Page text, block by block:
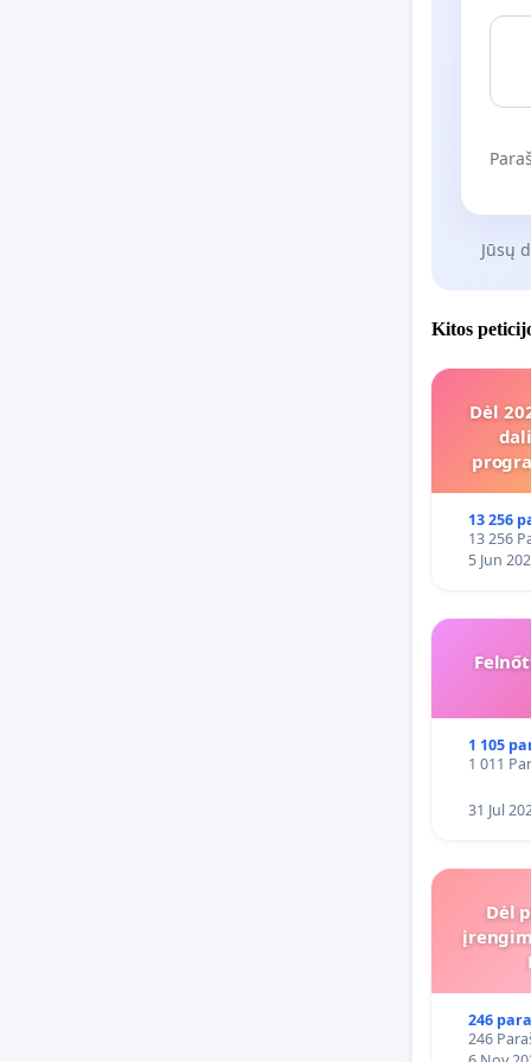
Jūsų
Kitos
Dėl
13 256
13 256
5 Jun
1 105
1 011
31 Jul
Dėl
246
246